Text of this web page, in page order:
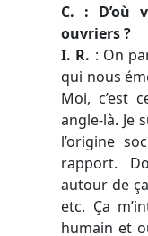
C. : D’où
ouvriers ?
I. R. : On
qui nous
Moi, c’est
angle-là. Je
l’origine
rapport.
autour de
etc. Ça
humain et